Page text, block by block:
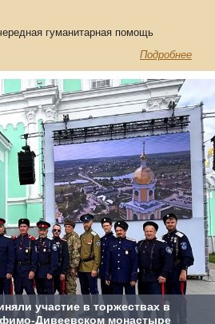
гуманитарная помощь
Подробнее
участие в торжествах в
монастыре